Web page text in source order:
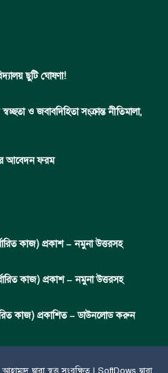
ছুটি ঘোষণা!
ও জবাবদিহিতা সংক্রান্ত নীতিমালা,
আবেদন ফরম
কাজ) প্রকাশ – নমুনা উত্তরসহ
কাজ) প্রকাশ – নমুনা উত্তরসহ
কাজ) প্রকাশিত – ডাউনলোড করুন